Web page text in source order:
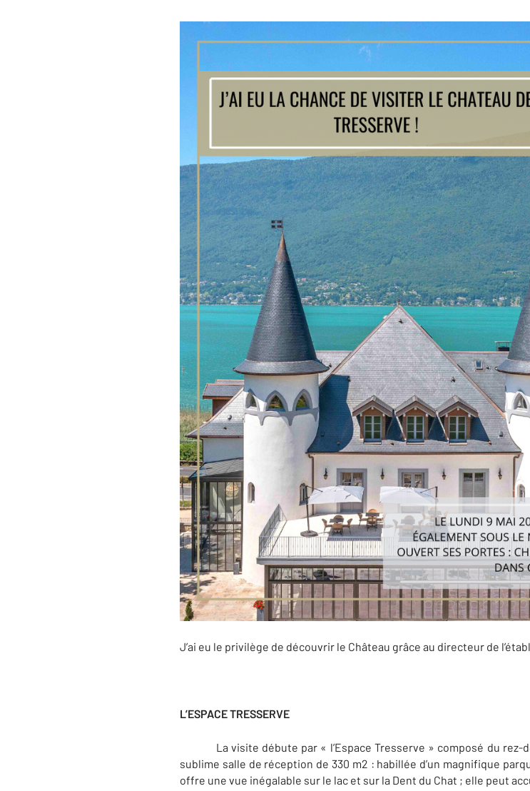
J’ai eu le privilège de découvrir le Château grâce au directeur de
L’ESPACE TRESSERVE
La visite débute par « l’Espace Tresserve » composé du rez-
sublime salle de réception de 330 m2 : habillée d’un magnifique
offre une vue inégalable sur le lac et sur la Dent du Chat ; elle peut